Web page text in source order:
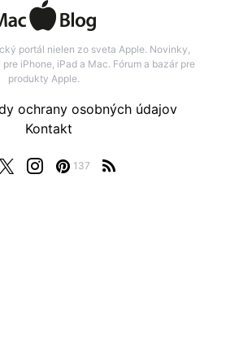
portál nielen zo sveta Apple. Novinky,
iPhone, iPad a Mac. Fórum a bazár pre
produkty Apple.
137
ochrany osobných údajov
Kontakt